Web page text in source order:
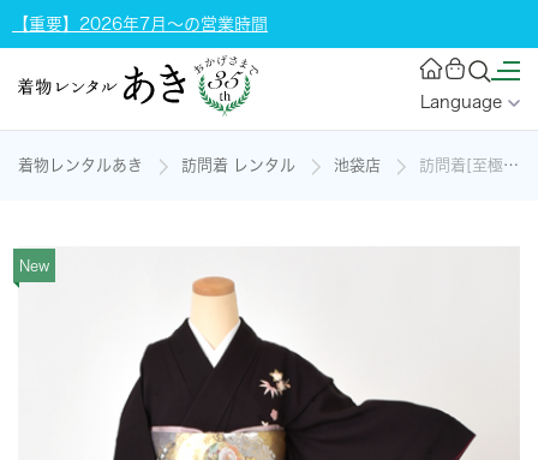
【重要】2026年7月～の営業時間
Language
着物レンタルあき 訪問着 レンタル 池袋店 訪問着[至極色・松竹梅]の着物レンタル
New